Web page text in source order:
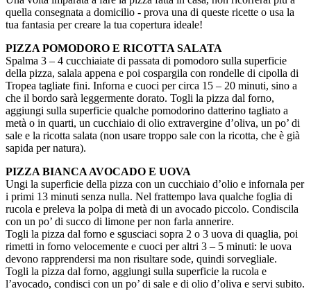
quella consegnata a domicilio - prova una di queste ricette o usa la
tua fantasia per creare la tua copertura ideale!
PIZZA POMODORO E RICOTTA SALATA
Spalma 3 – 4 cucchiaiate di passata di pomodoro sulla superficie
della pizza, salala appena e poi cospargila con rondelle di cipolla di
Tropea tagliate fini. Inforna e cuoci per circa 15 – 20 minuti, sino a
che il bordo sarà leggermente dorato. Togli la pizza dal forno,
aggiungi sulla superficie qualche pomodorino datterino tagliato a
metà o in quarti, un cucchiaio di olio extravergine d’oliva, un po’ di
sale e la ricotta salata (non usare troppo sale con la ricotta, che è già
sapida per natura).
PIZZA BIANCA AVOCADO E UOVA
Ungi la superficie della pizza con un cucchiaio d’olio e infornala per
i primi 13 minuti senza nulla. Nel frattempo lava qualche foglia di
rucola e preleva la polpa di metà di un avocado piccolo. Condiscila
con un po’ di succo di limone per non farla annerire.
Togli la pizza dal forno e sgusciaci sopra 2 o 3 uova di quaglia, poi
rimetti in forno velocemente e cuoci per altri 3 – 5 minuti: le uova
devono rapprendersi ma non risultare sode, quindi sorvegliale.
Togli la pizza dal forno, aggiungi sulla superficie la rucola e
l’avocado, condisci con un po’ di sale e di olio d’oliva e servi subito.